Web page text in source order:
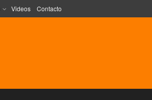
Videos Contacto